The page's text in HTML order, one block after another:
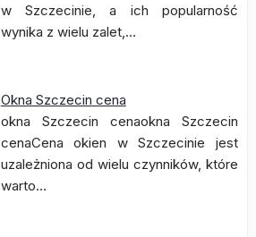
w Szczecinie, a ich popularność
wynika z wielu zalet,…
Okna Szczecin cena
okna Szczecin cenaokna Szczecin
cenaCena okien w Szczecinie jest
uzależniona od wielu czynników, które
warto…